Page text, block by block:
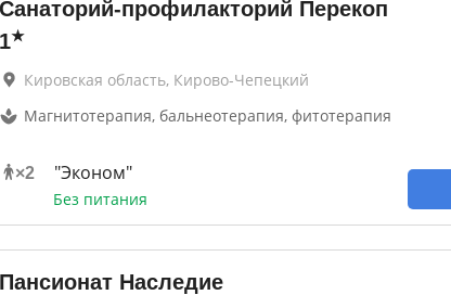
Санаторий-профилакторий Перекоп
1★
Кировская область, Кирово-Чепецкий
Магнитотерапия, бальнеотерапия, фитотерапия
×2 "Эконом"
Без питания
Пансионат Наследие